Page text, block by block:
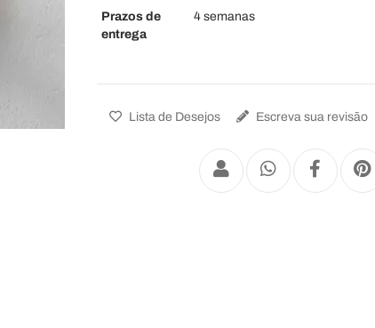
Prazos de
entrega
4 semanas
Lista de Desejos Escreva sua revisão